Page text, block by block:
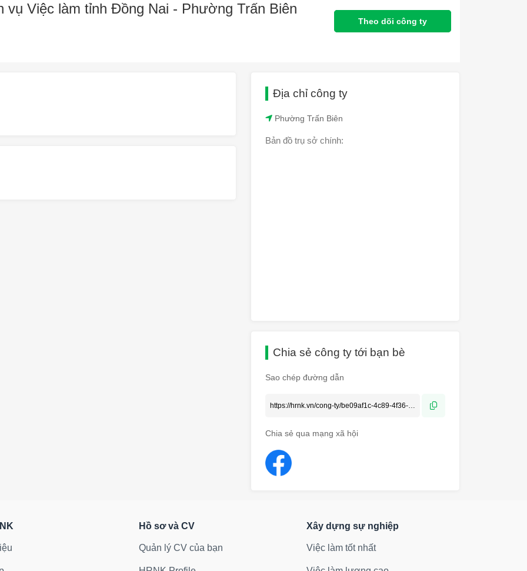
vụ Việc làm tỉnh Đồng Nai - Phường Trấn Biên
Theo dõi công ty
Địa chỉ công ty
Phường Trấn Biên
Bản đồ trụ sở chính:
Chia sẻ công ty tới bạn bè
Sao chép đường dẫn
Chia sẻ qua mạng xã hội
Hồ sơ và CV
Quản lý CV của bạn
Xây dựng sự nghiệp
Việc làm tốt nhất